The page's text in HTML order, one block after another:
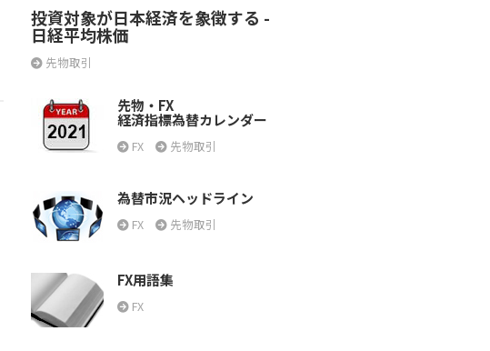
投資対象が日本経済を象徴する -
日経平均株価
先物取引
先物・FX
経済指標為替カレンダー
FX 先物取引
為替市況ヘッドライン
FX 先物取引
FX用語集
FX